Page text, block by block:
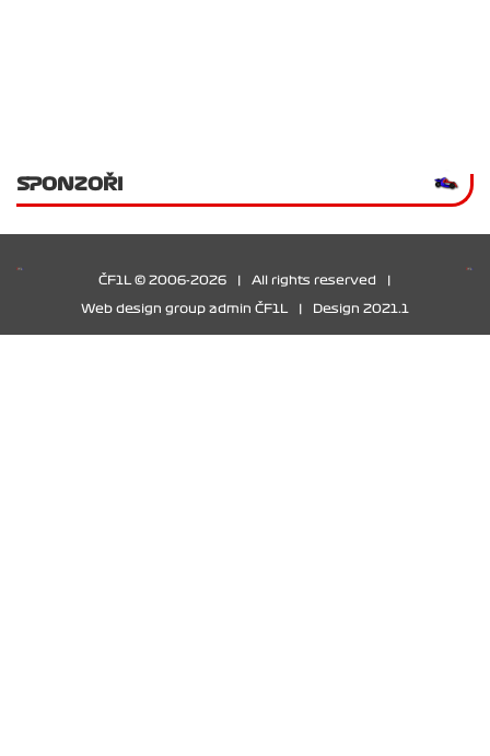
SPONZOŘI
ČF1L © 2006-2026 All rights reserved
Web design group admin ČF1L Design 2021.1